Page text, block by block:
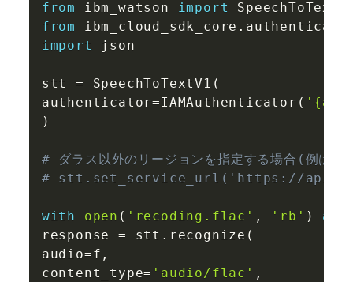
from ibm_watson import
from
ibm_cloud_sdk_core .
import
json
stt = SpeechToTextV1 (
authenticator=IAMAuthenticator (
)
# ダラス以外のリージョンを指定する場合(例は東
# stt.set_service_url('https://api.jp-
with open ( 'recoding.flac' , 'rb' ) as
response = stt . recognize (
audio=f ,
content_type= 'audio/flac' ,
Copy